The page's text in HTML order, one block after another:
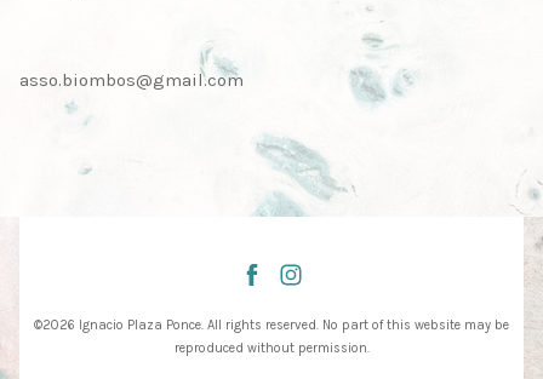
asso.biombos@gmail.com
©2026 Ignacio Plaza Ponce. All rights reserved. No part of this website may be
reproduced without permission.